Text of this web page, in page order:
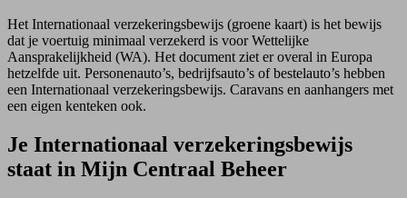
Het Internationaal verzekeringsbewijs (groene kaart) is het bewijs
dat je voertuig minimaal verzekerd is voor Wettelijke
Aansprakelijkheid (WA). Het document ziet er overal in Europa
hetzelfde uit. Personenauto’s, bedrijfsauto’s of bestelauto’s hebben
een Internationaal verzekeringsbewijs. Caravans en aanhangers met
een eigen kenteken ook.
Je Internationaal verzekeringsbewijs
staat in Mijn Centraal Beheer